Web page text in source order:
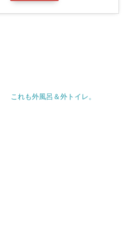
これも外風呂＆外トイレ。